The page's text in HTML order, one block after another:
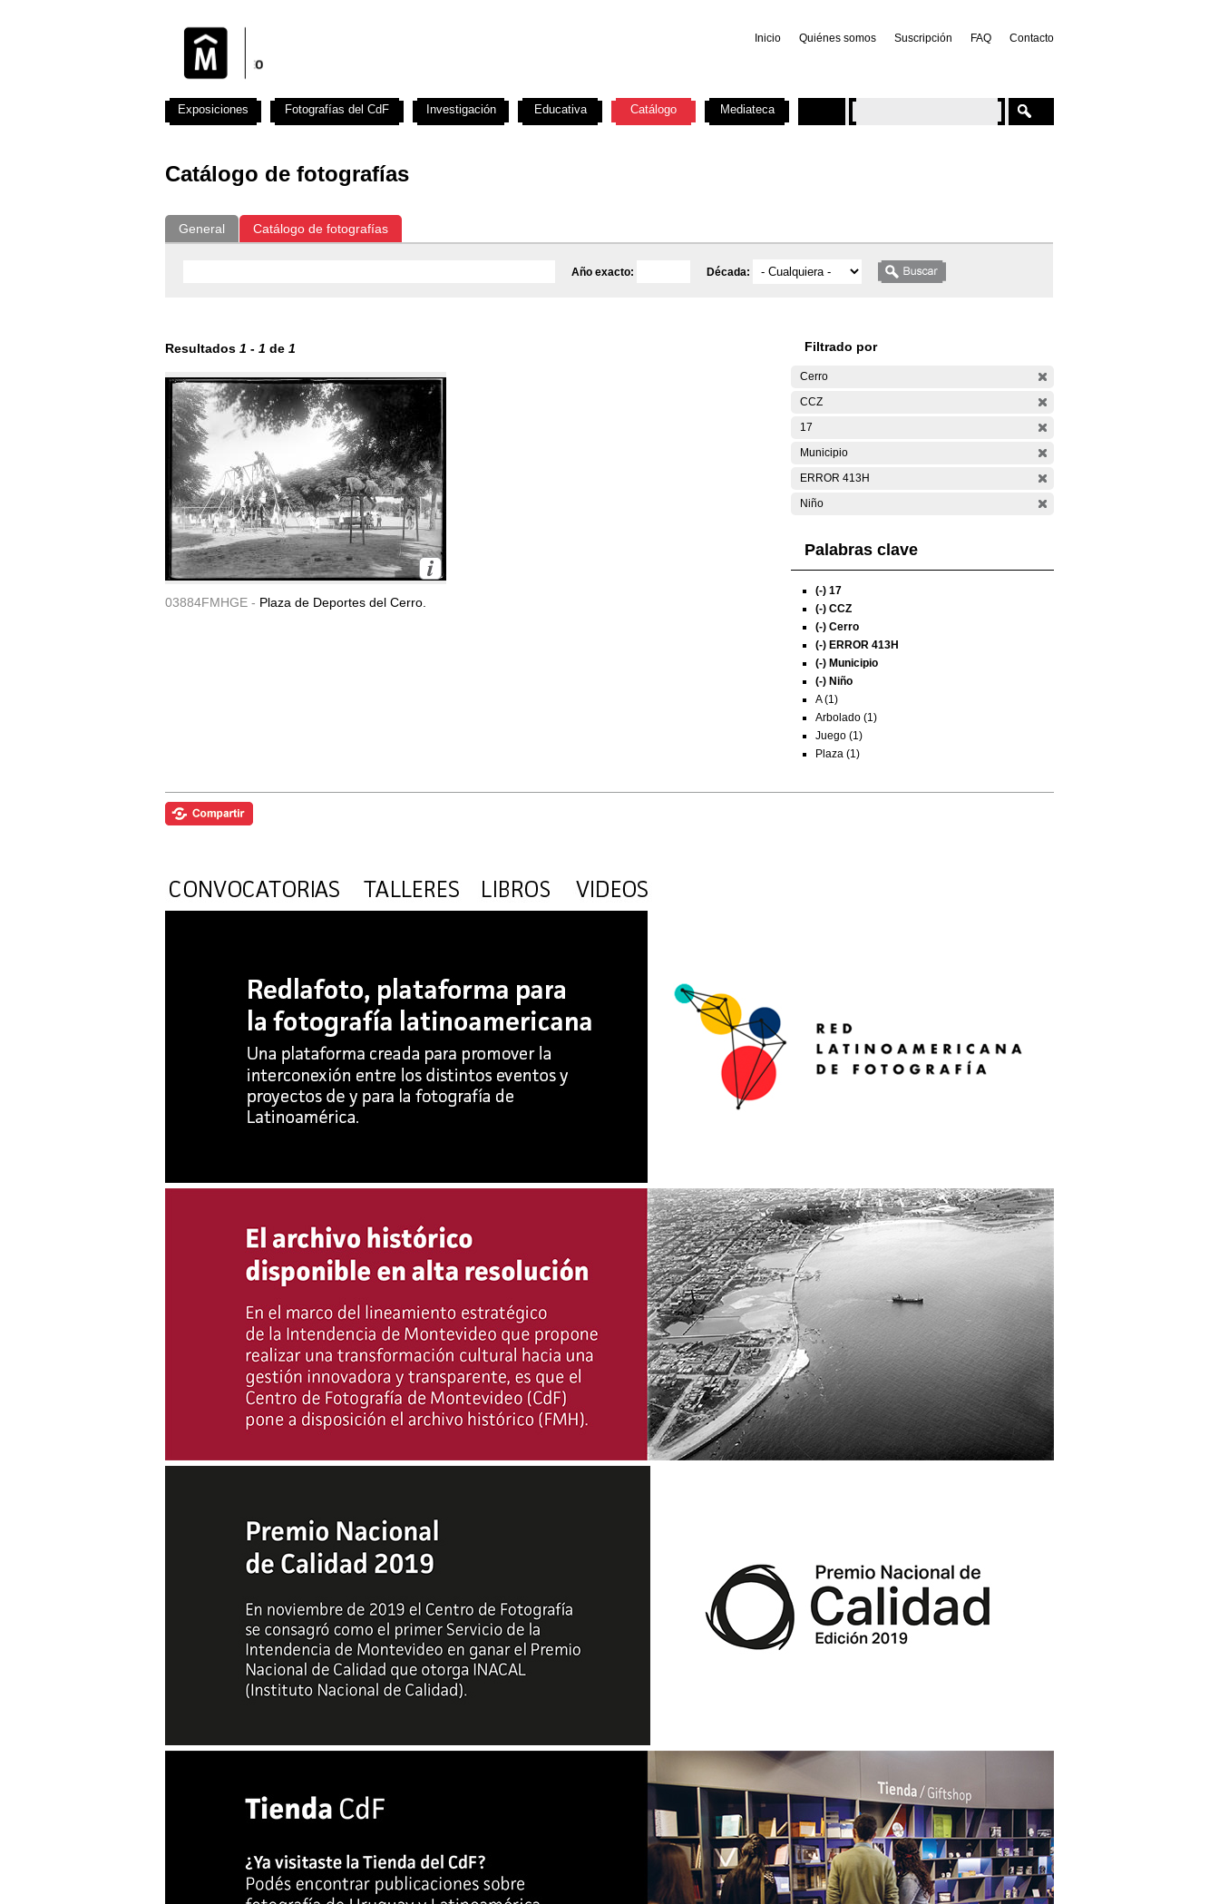
Inicio Quiénes somos Suscripción FAQ Contacto
Catálogo de fotografías
General Catálogo de fotografías
Año exacto: Década:
Resultados 1 - 1 de 1
03884FMHGE - Plaza de Deportes del Cerro.
Filtrado por
Cerro
CCZ
17
Municipio
ERROR 413H
Niño
Palabras clave
(-) 17
(-) CCZ
(-) Cerro
(-) ERROR 413H
(-) Municipio
(-) Niño
A (1)
Arbolado (1)
Juego (1)
Plaza (1)
Exposiciones Fotografías del CdF Investigación Educativa Catálogo Mediateca